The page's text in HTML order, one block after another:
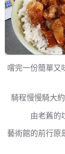
嚐完一份簡單又
騎程慢慢騎大
由老舊的
藝術館的前行原